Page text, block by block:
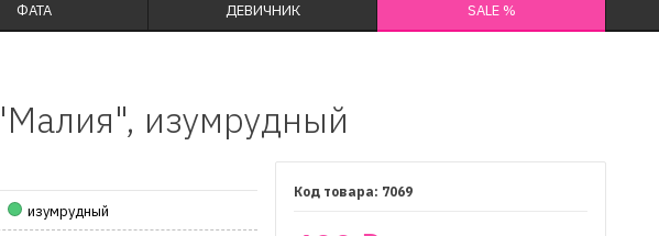
ФАТА ДЕВИЧНИК SALE %
изумрудный
7069
изумрудный